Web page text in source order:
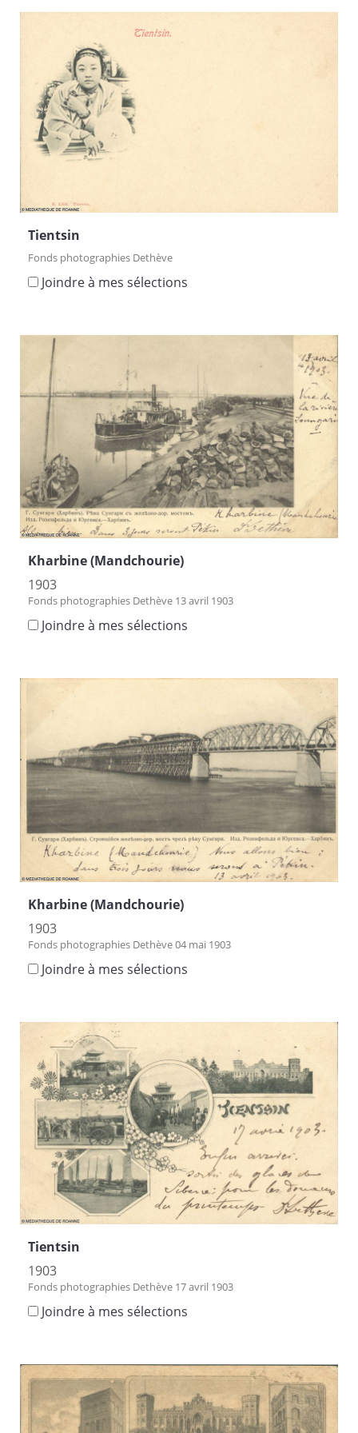
Tientsin
Fonds photographies Dethève
Joindre à mes sélections
Kharbine (Mandchourie)
1903
Fonds photographies Dethève 13 avril 1903
Joindre à mes sélections
Kharbine (Mandchourie)
1903
Fonds photographies Dethève 04 mai 1903
Joindre à mes sélections
Tientsin
1903
Fonds photographies Dethève 17 avril 1903
Joindre à mes sélections